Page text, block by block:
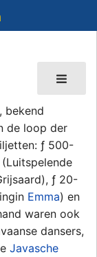
bekend
de loop der
ƒ 500-
ƒ 20-
Emma) en
waren ook
dansers,
Javasche